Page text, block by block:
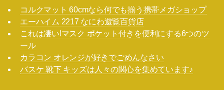
コルクマット 60cmなら何でも揃う携帯メガショップ
エーハイム 2217 なにわ遊覧百貨店
これは凄い!マスク ポケット付きを便利にする6つのツ
ール
カラコン オレンジが好きでごめんなさい
バスケ 靴下 キッズは人々の関心を集めています♪